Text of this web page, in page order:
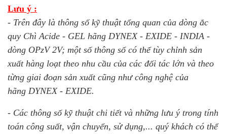
Lưu ý :
- Trên đây là thông số kỹ thuật tổng quan của dòng ắc
quy Chì Acide - GEL hãng DYNEX - EXIDE - INDIA -
dòng OPzV 2V; một số thông số có thể tùy chỉnh sản
xuất hàng loạt theo nhu cầu của các đối tác lớn và theo
từng giai đoạn sản xuất cũng như công nghệ của
hãng DYNEX - EXIDE.
- Các thông số kỹ thuật chi tiết và những lưu ý trong tính
toán công suất, vận chuyển, sử dụng,... quý khách có thể